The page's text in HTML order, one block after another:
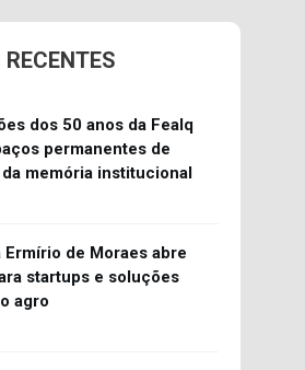
dos 50 anos da Fealq
permanentes de
memória institucional
Ermírio de Moraes abre
startups e soluções
agro